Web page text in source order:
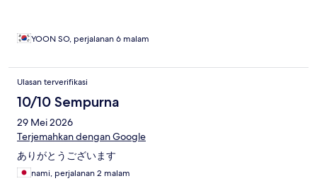
YOON SO, perjalanan 6 malam
Ulasan terverifikasi
10/10 Sempurna
29 Mei 2026
Terjemahkan dengan Google
ありがとうございます
nami, perjalanan 2 malam